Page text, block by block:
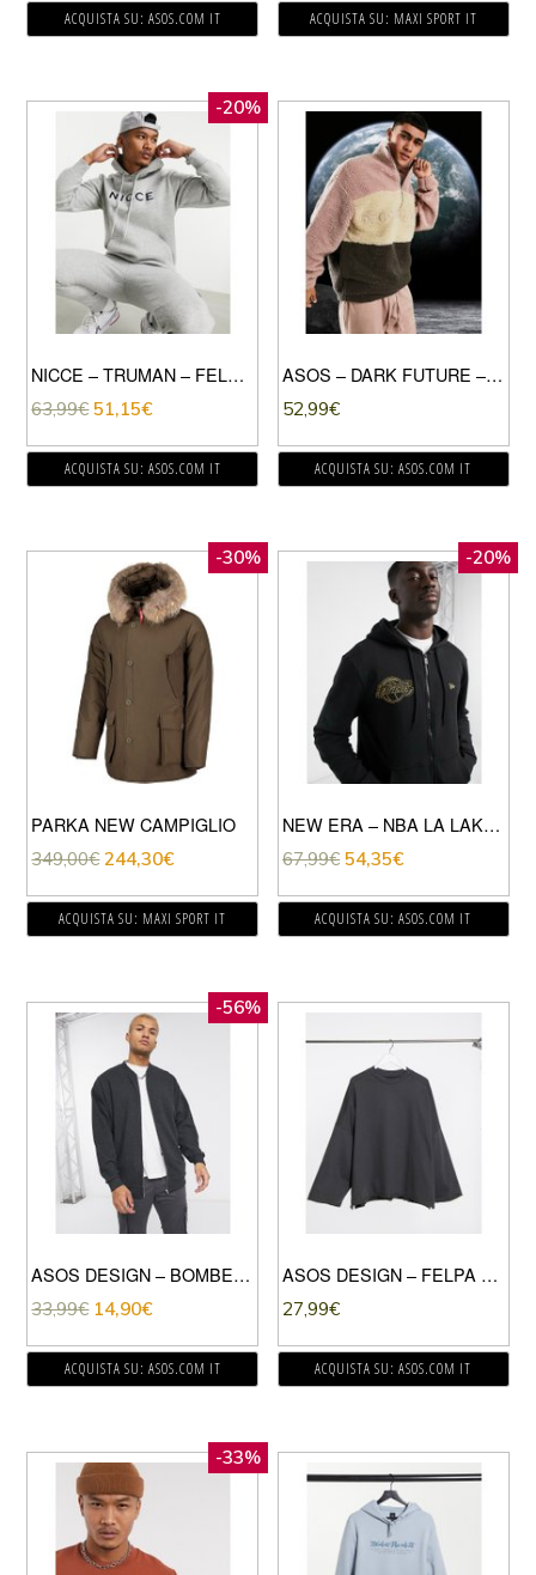
ACQUISTA SU: ASOS.COM IT ACQUISTA SU: MAXI SPORT IT
-20%
NICCE – TRUMAN – FELPA GRIGIA CON CAPPUCCIO E LOGO-GRIGIO
63,99€ 51,15€
ACQUISTA SU: ASOS.COM IT
ASOS – DARK FUTURE – FELPA OVERSIZE IN PILE BORG EFFETTO PELUCHE CON COLOR BLOCK-MULTICOLORE
52,99€
ACQUISTA SU: ASOS.COM IT
-30%
PARKA NEW CAMPIGLIO
349,00€ 244,30€
ACQUISTA SU: MAXI SPORT IT
-20%
NEW ERA – NBA LA LAKERS – FELPA CON CAPPUCCIO CON CUCITURE A CATENA E ZIP-NERO
67,99€ 54,35€
ACQUISTA SU: ASOS.COM IT
-56%
ASOS DESIGN – BOMBER LUNGO OVERSIZE IN JERSEY A COSTE ANTRACITE-GRIGIO
33,99€ 14,90€
ACQUISTA SU: ASOS.COM IT
ASOS DESIGN – FELPA EXTRA OVERSIZE CON ORLO GREZZO NERO SLAVATO
27,99€
ACQUISTA SU: ASOS.COM IT
-33%